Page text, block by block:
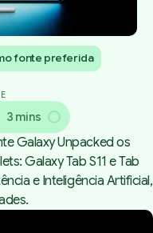
fonte preferida
3 mins
Galaxy Unpacked os
Galaxy Tab S11 e Tab
e Inteligência Artificial,